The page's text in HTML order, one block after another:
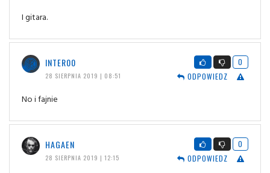
I gitara.
INTER00
28 SIERPNIA 2019 | 08:51
0
ODPOWIEDZ
No i fajnie
HAGAEN
28 SIERPNIA 2019 | 12:15
0
ODPOWIEDZ